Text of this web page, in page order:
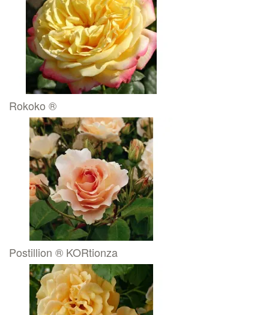
Rokoko ®
Postillion ® KORtionza